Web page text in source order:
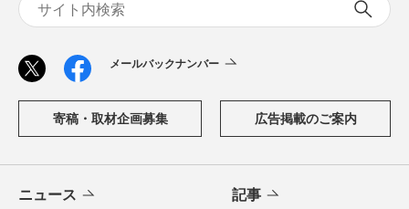
メールバックナンバー
寄稿・取材企画募集 広告掲載のご案内
ニュース 記事